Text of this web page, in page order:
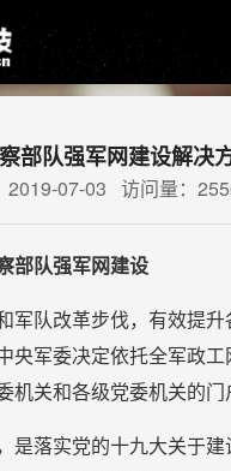
新闻中心
结合视觉创意达到完美的网站访问体
部队强军网建设解决
2019-07-03 访问量：
部队强军网建设
军队改革步伐，有效提升
央军委决定依托全军政工
机关和各级党委机关的门
是落实党的十九大关于建